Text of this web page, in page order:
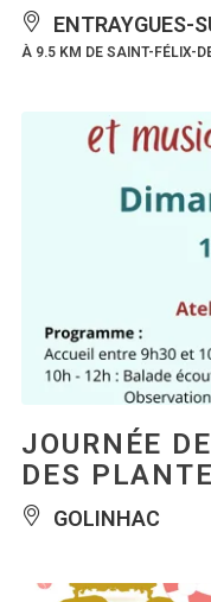
ENTRAYGUES-
À 9.5 KM DE SAINT-FÉLIX-
JOURNÉE
DES
GOLINHAC